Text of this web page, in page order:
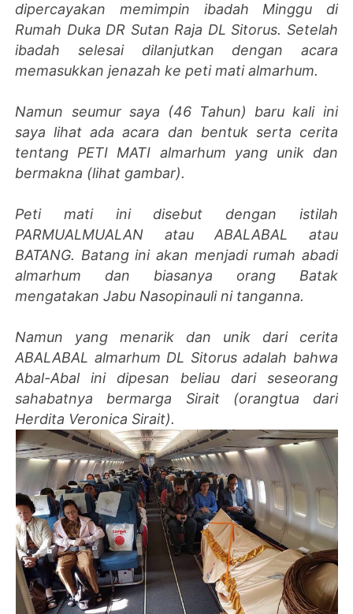
dipercayakan memimpin ibadah Minggu di
Rumah Duka DR Sutan Raja DL Sitorus. Setelah
ibadah selesai dilanjutkan dengan acara
memasukkan jenazah ke peti mati almarhum.
Namun seumur saya (46 Tahun) baru kali ini
saya lihat ada acara dan bentuk serta cerita
tentang PETI MATI almarhum yang unik dan
bermakna (lihat gambar).
Peti mati ini disebut dengan istilah
PARMUALMUALAN atau ABALABAL atau
BATANG. Batang ini akan menjadi rumah abadi
almarhum dan biasanya orang Batak
mengatakan Jabu Nasopinauli ni tanganna.
Namun yang menarik dan unik dari cerita
ABALABAL almarhum DL Sitorus adalah bahwa
Abal-Abal ini dipesan beliau dari seseorang
sahabatnya bermarga Sirait (orangtua dari
Herdita Veronica Sirait).